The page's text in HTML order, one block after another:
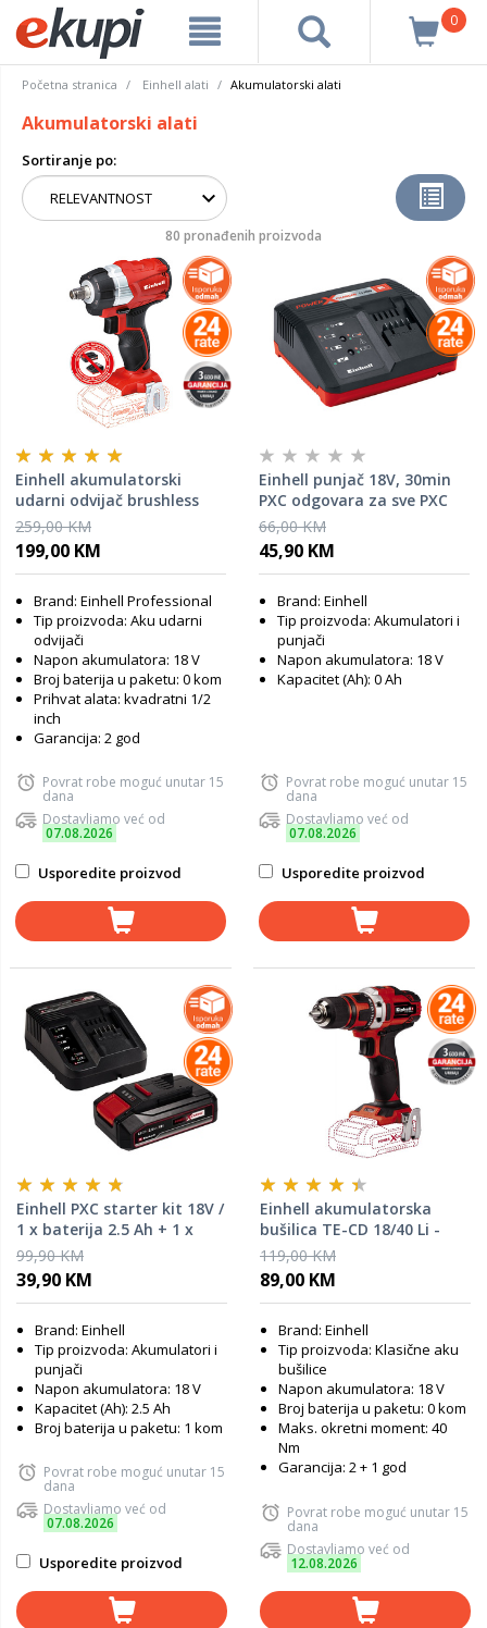
0
Početna stranica Einhell alati Akumulatorski alati
Akumulatorski alati
Sortiranje po:
80 pronađenih proizvoda
Einhell akumulatorski
udarni odvijač brushless
TP-CW 18 Li - SOLO
259,00 KM
199,00 KM
Brand: Einhell Professional
Tip proizvoda: Aku udarni
odvijači
Napon akumulatora: 18 V
Broj baterija u paketu: 0 kom
Prihvat alata: kvadratni 1/2
inch
Garancija: 2 god
Povrat robe moguć unutar 15
dana
Dostavljamo već od
07.08.2026
Usporedite proizvod
Einhell punjač 18V, 30min
PXC odgovara za sve PXC
uređaje
66,00 KM
45,90 KM
Brand: Einhell
Tip proizvoda: Akumulatori i
punjači
Napon akumulatora: 18 V
Kapacitet (Ah): 0 Ah
Povrat robe moguć unutar 15
dana
Dostavljamo već od
07.08.2026
Usporedite proizvod
Einhell PXC starter kit 18V /
1 x baterija 2.5 Ah + 1 x
punjač
99,90 KM
39,90 KM
Brand: Einhell
Tip proizvoda: Akumulatori i
punjači
Napon akumulatora: 18 V
Kapacitet (Ah): 2.5 Ah
Broj baterija u paketu: 1 kom
Povrat robe moguć unutar 15
dana
Dostavljamo već od
07.08.2026
Usporedite proizvod
Einhell akumulatorska
bušilica TE-CD 18/40 Li -
SOLO
119,00 KM
89,00 KM
Brand: Einhell
Tip proizvoda: Klasične aku
bušilice
Napon akumulatora: 18 V
Broj baterija u paketu: 0 kom
Maks. okretni moment: 40
Nm
Garancija: 2 + 1 god
Povrat robe moguć unutar 15
dana
Dostavljamo već od
12.08.2026